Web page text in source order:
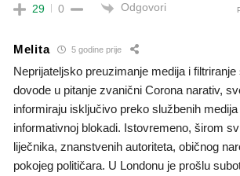
29 0 Odgovori
Melita 5 godine prije
Neprijateljsko preuzimanje medija i
dovode u pitanje zvanični Corona narativ,
informiraju isključivo preko službenih
informativnoj blokadi. Istovremeno, širom
liječnika, znanstvenih autoriteta, običnog
pokojeg političara. U Londonu je prošlu